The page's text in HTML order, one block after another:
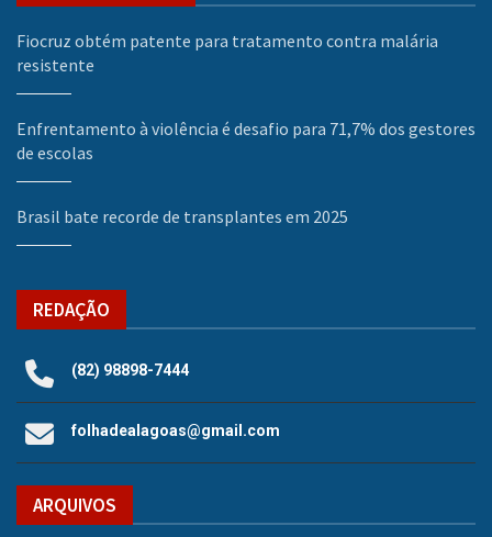
Fiocruz obtém patente para tratamento contra malária
resistente
Enfrentamento à violência é desafio para 71,7% dos gestores
de escolas
Brasil bate recorde de transplantes em 2025
REDAÇÃO
(82) 98898-7444
folhadealagoas@gmail.com
ARQUIVOS